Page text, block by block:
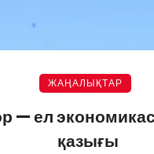
ЖАҢАЛЫҚТАР
— ел
қазығы